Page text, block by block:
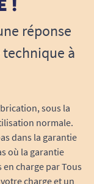
pour les
. Il offre une
heures.
un usage
odeurs
au cœur du
!
réponse
technique à
sous la
normale.
dans la garantie
où la garantie
charge par Tous
charge et un